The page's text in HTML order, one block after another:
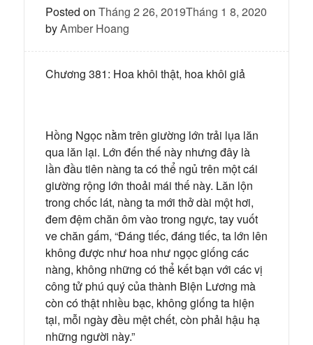
Posted on Tháng 2 26, 2019Tháng 1 8, 2020
byAmber Hoang
Chương 381: Hoa khôi thật, hoa khôi giả
Hồng Ngọc nằm trên giường lớn trải lụa lăn
qua lăn lại. Lớn đến thế này nhưng đây là
lần đầu tiên nàng ta có thể ngủ trên một cái
giường rộng lớn thoải mái thế này. Lăn lộn
trong chốc lát, nàng ta mới thở dài một hơi,
đem đệm chăn ôm vào trong ngực, tay vuốt
ve chăn gấm, “Đáng tiếc, đáng tiếc, ta lớn lên
không được như hoa như ngọc giống các
nàng, không những có thể kết bạn với các vị
công tử phú quý của thành Biện Lương mà
còn có thật nhiều bạc, không giống ta hiện
tại, mỗi ngày đều mệt chết, còn phải hậu hạ
những người này.”